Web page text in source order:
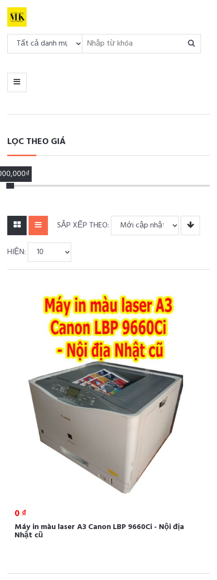
DANH
MỤC
MENU
LỌC THEO GIÁ
SẮP XẾP THEO:
HIỆN:
0 ₫
Máy in màu laser A3 Canon LBP 9660Ci - Nội địa
Nhật cũ